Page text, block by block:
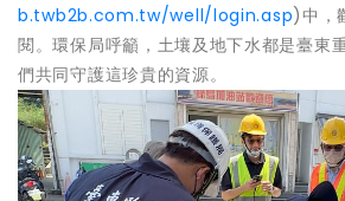
b.twb2b.com.tw/well/login.asp)中，
閱。環保局呼籲，土壤及地下水都是臺東
們共同守護這珍貴的資源。